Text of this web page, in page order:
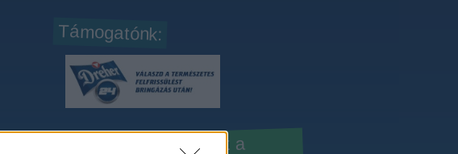
Támogatónk:
Kövesd a Dreher24-et a